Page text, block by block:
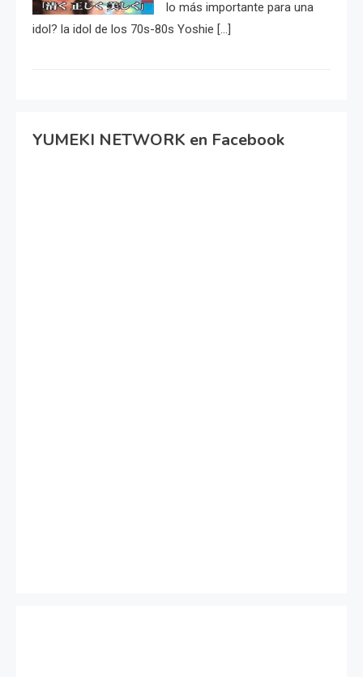
lo más importante para una
idol? la idol de los 70s-80s Yoshie […]
YUMEKI NETWORK en Facebook